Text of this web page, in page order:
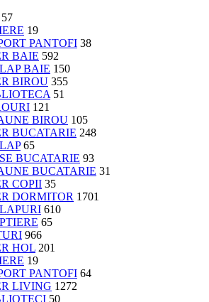
57
19
PANTOFI 38
BAIE 592
BAIE 150
BIROU 355
51
121
BIROU 105
BUCATARIE 248
65
BUCATARIE 93
BUCATARIE 31
COPII 35
DORMITOR 1701
610
65
966
HOL 201
19
PANTOFI 64
LIVING 1272
50